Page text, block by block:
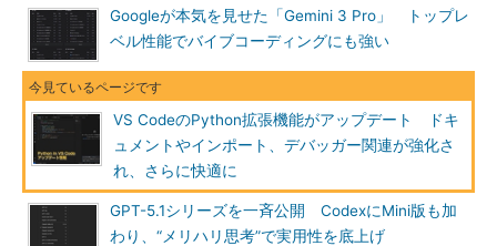
Googleが本気を見せた「Gemini 3 Pro」 トップレ
ベル性能でバイブコーディングにも強い
VS CodeのPython拡張機能がアップデート ドキ
ュメントやインポート、デバッガー関連が強化さ
れ、さらに快適に
GPT-5.1シリーズを一斉公開 CodexにMini版も加
わり、“メリハリ思考”で実用性を底上げ